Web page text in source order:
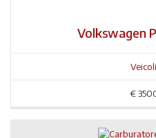
Volkswagen
€